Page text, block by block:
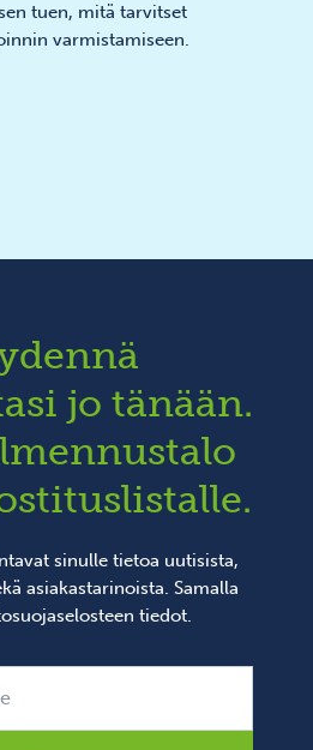
tuen, mitä tarvitset
varmistamiseen.
jo tänään.
sinulle tietoa uutisista,
asiakastarinoista. Samalla
tiedot.